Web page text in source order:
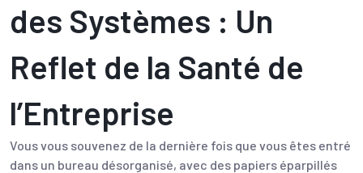
des Systèmes : Un
Reflet de la Santé de
l’Entreprise
Vous vous souvenez de la dernière fois que vous êtes entré
dans un bureau désorganisé, avec des papiers éparpillés